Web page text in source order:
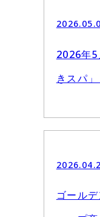
2026年5
きスパ
ゴール